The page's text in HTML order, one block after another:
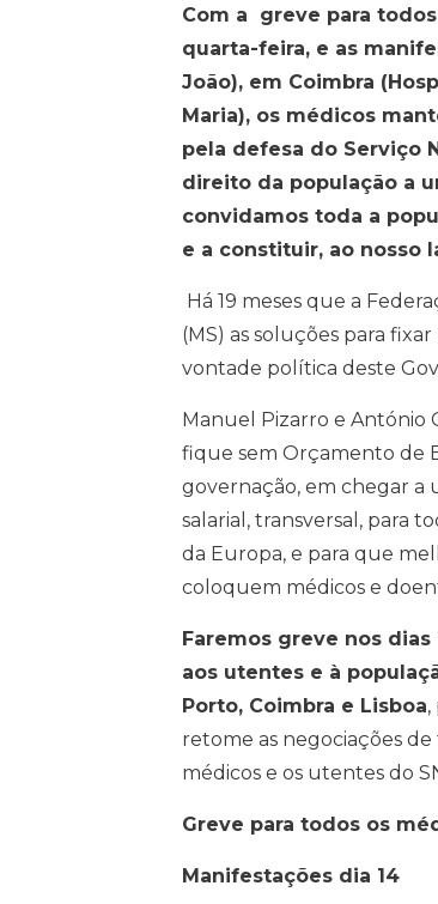
Com a greve para
quarta-feira, e as
João), em Coimbra
Maria), os médicos
pela defesa do Serviço
direito da população a
convidamos toda a
e a constituir, ao nosso
Há 19 meses que a
(MS) as soluções para
vontade política deste
Manuel Pizarro e António
fique sem Orçamento de
governação, em chegar a
salarial, transversal, para
da Europa, e para que
coloquem médicos e
Faremos greve nos
aos utentes e à
Porto, Coimbra e Lisboa,
retome as negociações
médicos e os utentes do
Greve para todos os
Manifestações dia 14